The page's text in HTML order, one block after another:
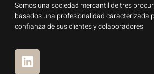
Somos una sociedad mercantil de tres
basados una profesionalidad caracterizada
confianza de sus clientes y colaboradores